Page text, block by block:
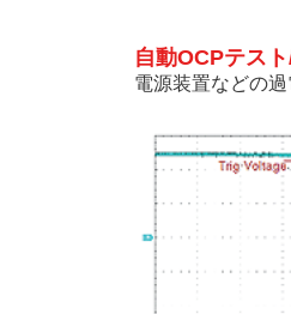
自動OCPテス
電源装置などの